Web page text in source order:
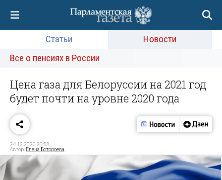
Статьи
Новости
Все о пенсиях в России
Цена газа для Белоруссии на 2021 год
будет почти на уровне 2020 года
24.12.2020 20:58
Автор: Елена Ботороева